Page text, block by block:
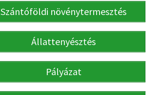
Szántóföldi növénytermesztés
Állattenyésztés
Pályázat